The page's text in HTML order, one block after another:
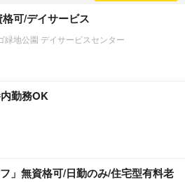
格可/デイサービス
地公園 デイサービスセンター
勤務OK
」無資格可/日勤のみ/住宅型有料老